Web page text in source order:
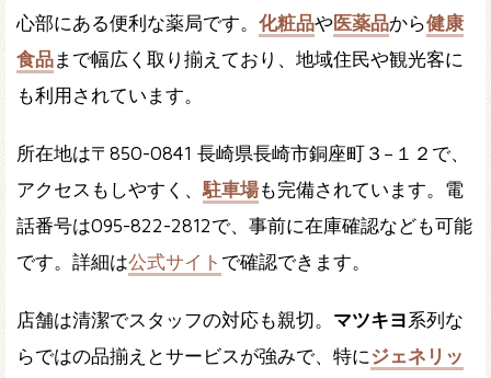
心部にある便利な薬局です。 化粧品や医薬品から健康
食品まで幅広く取り揃えており、地域住民や観光客に
も利用されています。
所在地は〒850-0841 長崎県長崎市銅座町３−１２で、
アクセスもしやすく、駐車場も完備されています。電
話番号は095-822-2812で、事前に在庫確認なども可能
です。詳細は公式サイト で確認できます。
店舗は清潔でスタッフの対応も親切。 マツキヨ系列な
らではの品揃えとサービスが強みで、特にジェネリッ